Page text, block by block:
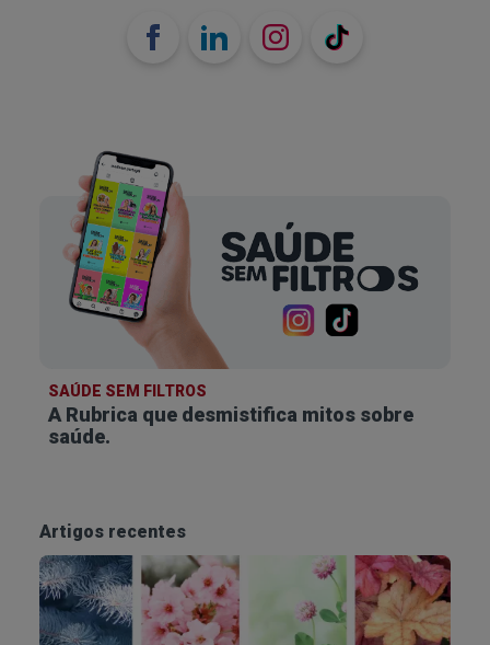
SAÚDE SEM FILTROS
A Rubrica que desmistifica mitos sobre
saúde.
Artigos recentes